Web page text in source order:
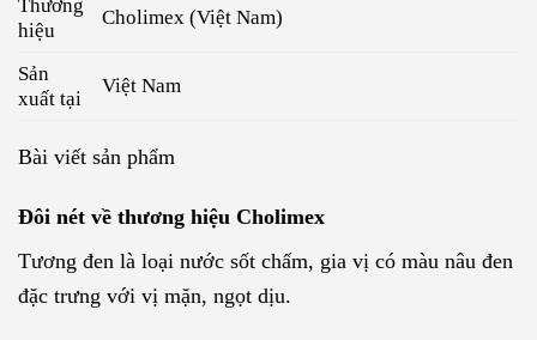
Thương
hiệu
Cholimex (Việt Nam)
Sản
xuất tại
Việt Nam
Bài viết sản phẩm
Đôi nét về thương hiệu Cholimex
Tương đen là loại nước sốt chấm, gia vị có màu nâu đen
đặc trưng với vị mặn, ngọt dịu.